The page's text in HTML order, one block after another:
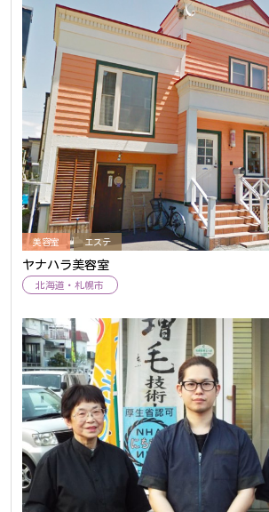
美容室 エステ
ヤナハラ美容室
北海道 札幌市